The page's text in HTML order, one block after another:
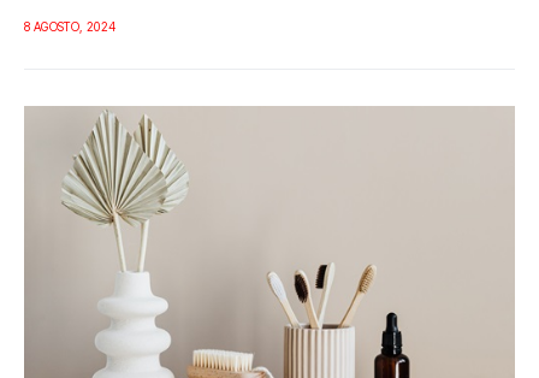
8 AGOSTO, 2024